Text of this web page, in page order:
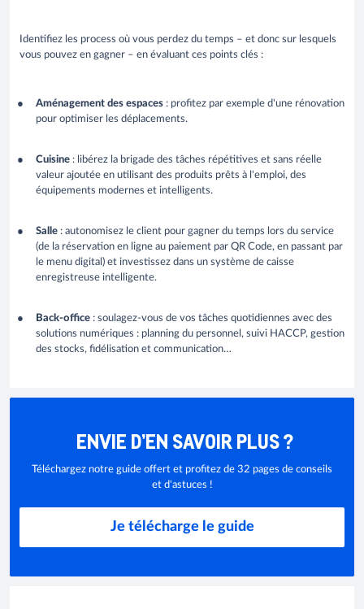
Identifiez les process où vous perdez du temps – et donc sur lesquels
vous pouvez en gagner – en évaluant ces points clés :
Aménagement des espaces : profitez par exemple d'une rénovation
pour optimiser les déplacements.
Cuisine : libérez la brigade des tâches répétitives et sans réelle
valeur ajoutée en utilisant des produits prêts à l'emploi, des
équipements modernes et intelligents.
Salle : autonomisez le client pour gagner du temps lors du service
(de la réservation en ligne au paiement par QR Code, en passant par
le menu digital) et investissez dans un système de caisse
enregistreuse intelligente.
Back-office : soulagez-vous de vos tâches quotidiennes avec des
solutions numériques : planning du personnel, suivi HACCP, gestion
des stocks, fidélisation et communication…
ENVIE D’EN SAVOIR PLUS ?
Téléchargez notre guide offert et profitez de 32 pages de conseils
et d'astuces !
Je télécharge le guide